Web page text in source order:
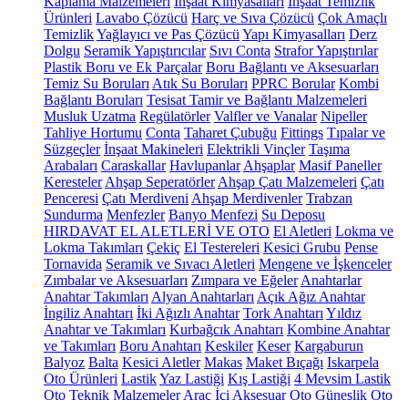
Ürünleri Lavabo Çözücü Harç ve Sıva Çözücü Çok Amaçlı
TemizlikYağlayıcı ve Pas Çözücü Yapı Kimyasalları Derz
Dolgu Seramik Yapıştırıcılar Sıvı Conta Strafor Yapıştırılar
Plastik Boru ve Ek Parçalar Boru Bağlantı ve Aksesuarları
Temiz Su Boruları Atık Su Boruları PPRC Borular Kombi
Bağlantı Boruları Tesisat Tamir ve Bağlantı Malzemeleri
Musluk Uzatma Regülatörler Valfler ve Vanalar Nipeller
Tahliye Hortumu Conta Taharet Çubuğu Fittings Tıpalar ve
Süzgeçler İnşaat Makineleri Elektrikli Vinçler Taşıma
Arabaları Caraskallar Havlupanlar Ahşaplar Masif Paneller
Keresteler Ahşap Seperatörler Ahşap Çatı Malzemeleri Çatı
Penceresi Çatı Merdiveni Ahşap Merdivenler Trabzan
Sundurma Menfezler Banyo Menfezi Su Deposu
HIRDAVAT EL ALETLERİ VE OTO El Aletleri Lokma ve
Lokma Takımları Çekiç El Testereleri Kesici Grubu Pense
Tornavida Seramik ve Sıvacı Aletleri Mengene ve İşkenceler
Zımbalar ve Aksesuarları Zımpara ve Eğeler Anahtarlar
Anahtar Takımları Alyan Anahtarları Açık Ağız Anahtar
İngiliz Anahtarı İki Ağızlı Anahtar Tork Anahtarı Yıldız
Anahtar ve Takımları Kurbağcık Anahtarı Kombine Anahtar
ve Takımları Boru Anahtarı Keskiler Keser Kargaburun
Balyoz Balta Kesici Aletler Makas Maket Bıçağı Iskarpela
Oto Ürünleri LastikYaz Lastiği Kış Lastiği 4 Mevsim Lastik
Oto Teknik Malzemeler Araç İçi Aksesuar Oto Güneşlik Oto